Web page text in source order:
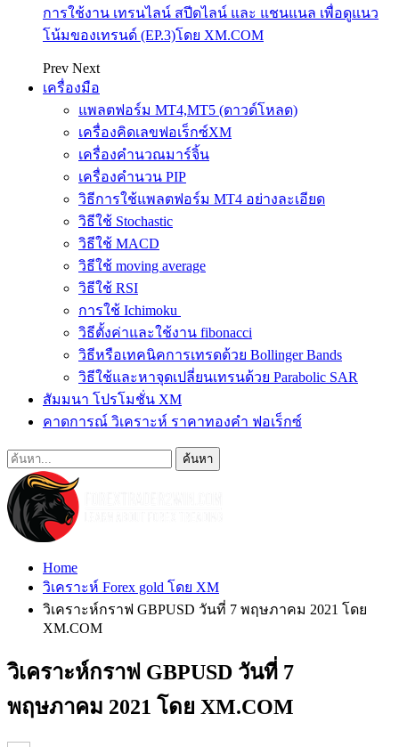
การใช้งาน เทรนไลน์ สปีดไลน์ และ แชนแนล เพื่อดูแนว
โน้มของเทรนด์ (EP.3)โดย XM.COM
Prev Next
เครื่องมือ
แพลตฟอร์ม MT4,MT5 (ดาวด์โหลด)
เครื่องคิดเลขฟอเร็กซ์XM
เครื่องคำนวณมาร์จิ้น
เครื่องคำนวน PIP
วิธีการใช้แพลตฟอร์ม MT4 อย่างละเอียด
วิธีใช้ Stochastic
วิธีใช้ MACD
วิธีใช้ moving average
วิธีใช้ RSI
การใช้ Ichimoku
วิธีตั้งค่าและใช้งาน fibonacci
วิธีหรือเทคนิคการเทรดด้วย Bollinger Bands
วิธีใช้และหาจุดเปลี่ยนเทรนด้วย Parabolic SAR
สัมมนา โปรโมชั่น XM
คาดการณ์ วิเคราะห์ ราคาทองคำ ฟอเร็กซ์
Home
วิเคราะห์ Forex gold โดย XM
วิเคราะห์กราฟ GBPUSD วันที่ 7 พฤษภาคม 2021 โดย
XM.COM
วิเคราะห์กราฟ GBPUSD วันที่ 7
พฤษภาคม 2021 โดย XM.COM